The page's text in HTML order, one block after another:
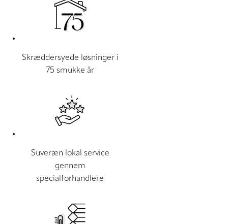
Skræddersyede løsninger i
75 smukke år
Suveræn lokal service
gennem
specialforhandlere